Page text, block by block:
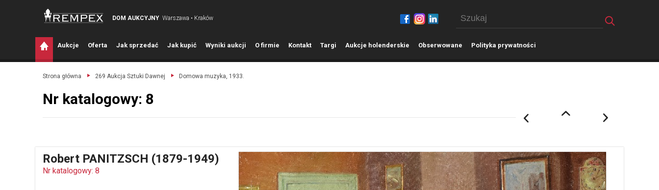
DOM AUKCYJNY Warszawa • Kraków
Aukcje Oferta Jak sprzedać Jak kupić Wyniki aukcji O firmie Kontakt Targi Aukcje holenderskie Obserwowane Polityka prywatności
Strona główna 269 Aukcja Sztuki Dawnej Domowa muzyka, 1933.
Nr katalogowy: 8
Robert PANITZSCH (1879-1949)
Nr katalogowy: 8